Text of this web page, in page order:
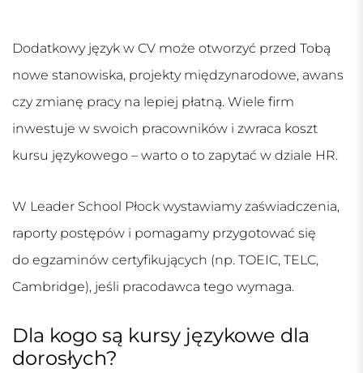
Dodatkowy język w CV może otworzyć przed Tobą
nowe stanowiska, projekty międzynarodowe, awans
czy zmianę pracy na lepiej płatną. Wiele firm
inwestuje w swoich pracowników i zwraca koszt
kursu językowego – warto o to zapytać w dziale HR.
W Leader School Płock wystawiamy zaświadczenia,
raporty postępów i pomagamy przygotować się
do egzaminów certyfikujących (np. TOEIC, TELC,
Cambridge), jeśli pracodawca tego wymaga.
Dla kogo są kursy językowe dla
dorosłych?